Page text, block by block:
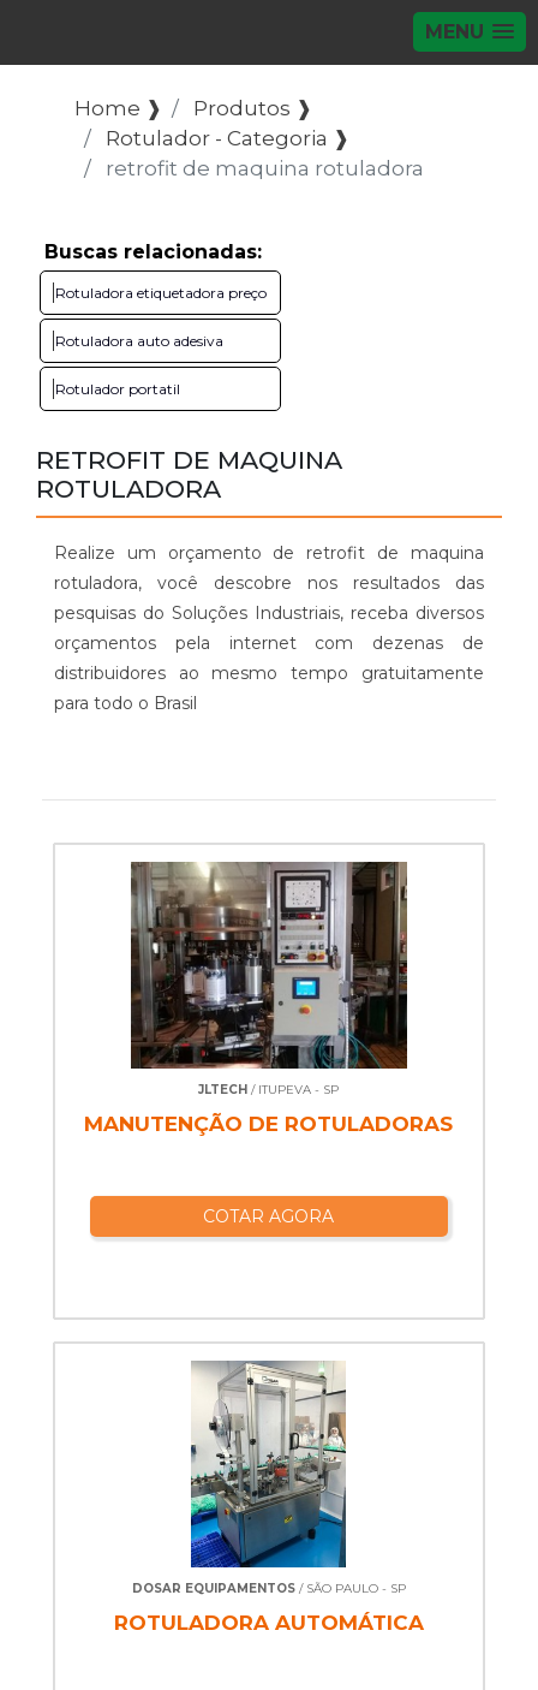
MENU
Home ❱
Produtos ❱
Rotulador - Categoria ❱
retrofit de maquina rotuladora
Buscas relacionadas:
Rotuladora etiquetadora preço
Rotuladora auto adesiva
Rotulador portatil
RETROFIT DE MAQUINA
ROTULADORA
Realize um orçamento de retrofit de maquina
rotuladora, você descobre nos resultados das
pesquisas do Soluções Industriais, receba diversos
orçamentos pela internet com dezenas de
distribuidores ao mesmo tempo gratuitamente
para todo o Brasil
JLTECH / ITUPEVA - SP
MANUTENÇÃO DE ROTULADORAS
COTAR AGORA
DOSAR EQUIPAMENTOS/ SÃO PAULO - SP
ROTULADORA AUTOMÁTICA